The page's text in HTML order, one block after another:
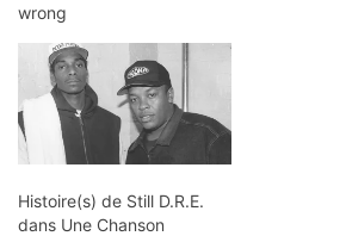
wrong
Histoire(s) de Still D.R.E.
dans Une Chanson